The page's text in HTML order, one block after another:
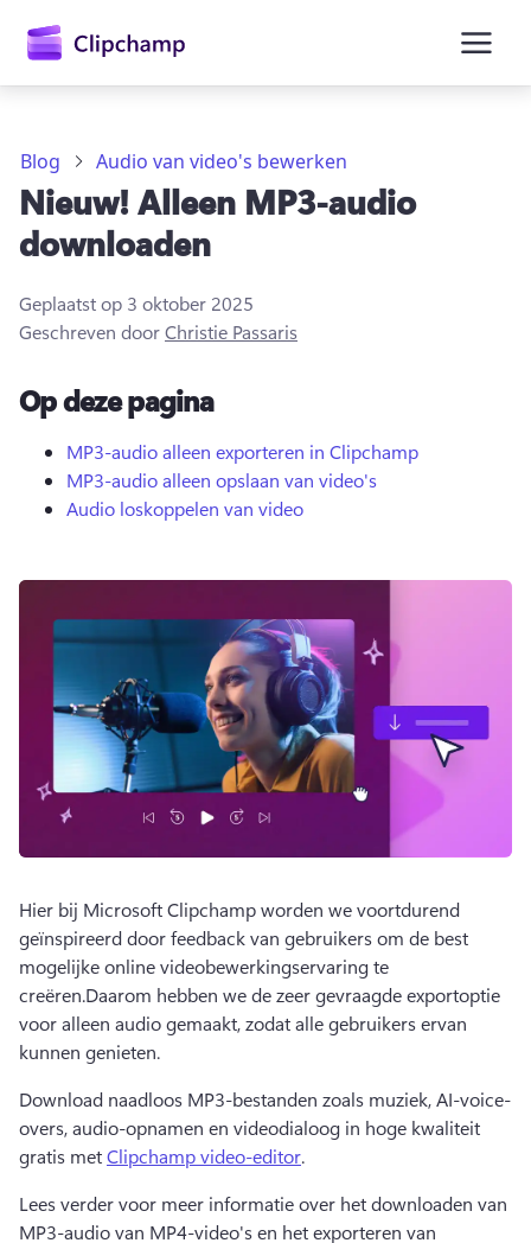
Aanmelden
Gratis uitproberen
Blog Audio van video's bewerken
Nieuw! Alleen MP3-audio
downloaden
Geplaatst op 3 oktober 2025
Geschreven doorChristie Passaris
Op deze pagina
MP3-audio alleen exporteren in Clipchamp
MP3-audio alleen opslaan van video's
Audio loskoppelen van video
Hier bij Microsoft Clipchamp worden we voortdurend
geïnspireerd door feedback van gebruikers om de best
mogelijke online videobewerkingservaring te
creëren.Daarom hebben we de zeer gevraagde exportoptie
voor alleen audio gemaakt, zodat alle gebruikers ervan
kunnen genieten.
Download naadloos MP3-bestanden zoals muziek, AI-voice-
overs, audio-opnamen en videodialoog in hoge kwaliteit
gratis met Clipchamp video-editor.
Lees verder voor meer informatie over het downloaden van
MP3-audio van MP4-video's en het exporteren van